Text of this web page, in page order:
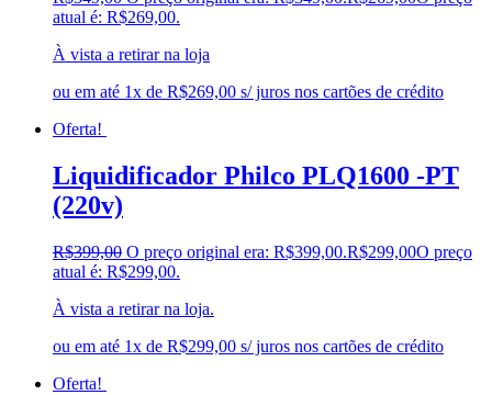
atual é: R$269,00.
À vista a retirar na loja
ou em até 1x de R$269,00 s/ juros nos cartões de crédito
Oferta!
Liquidificador Philco PLQ1600 -PT
(220v)
R$399,00 O preço original era: R$399,00.R$299,00O preço
atual é: R$299,00.
À vista a retirar na loja.
ou em até 1x de R$299,00 s/ juros nos cartões de crédito
Oferta!